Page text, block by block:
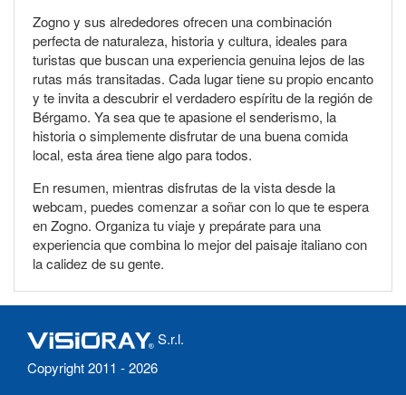
Zogno y sus alrededores ofrecen una combinación
perfecta de naturaleza, historia y cultura, ideales para
turistas que buscan una experiencia genuina lejos de las
rutas más transitadas. Cada lugar tiene su propio encanto
y te invita a descubrir el verdadero espíritu de la región de
Bérgamo. Ya sea que te apasione el senderismo, la
historia o simplemente disfrutar de una buena comida
local, esta área tiene algo para todos.
En resumen, mientras disfrutas de la vista desde la
webcam, puedes comenzar a soñar con lo que te espera
en Zogno. Organiza tu viaje y prepárate para una
experiencia que combina lo mejor del paisaje italiano con
la calidez de su gente.
S.r.l.
Copyright 2011 - 2026